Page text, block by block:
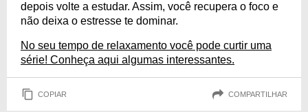
depois volte a estudar. Assim, você recupera o foco e
não deixa o estresse te dominar.
No seu tempo de relaxamento você pode curtir uma
série! Conheça aqui algumas interessantes.
COPIAR COMPARTILHAR